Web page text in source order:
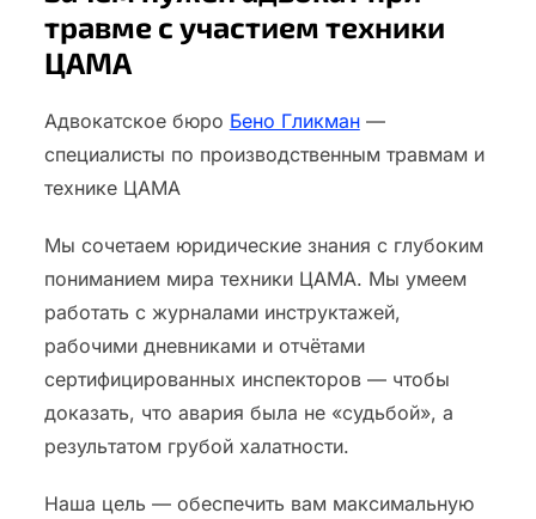
травме с участием техники
ЦАМА
Адвокатское бюро Бено Гликман—
специалисты по производственным травмам и
технике ЦАМА
Мы сочетаем юридические знания с глубоким
пониманием мира техники ЦАМА. Мы умеем
работать с журналами инструктажей,
рабочими дневниками и отчётами
сертифицированных инспекторов — чтобы
доказать, что авария была не «судьбой», а
результатом грубой халатности.
Наша цель — обеспечить вам максимальную